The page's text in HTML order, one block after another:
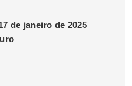
de janeiro de 2025